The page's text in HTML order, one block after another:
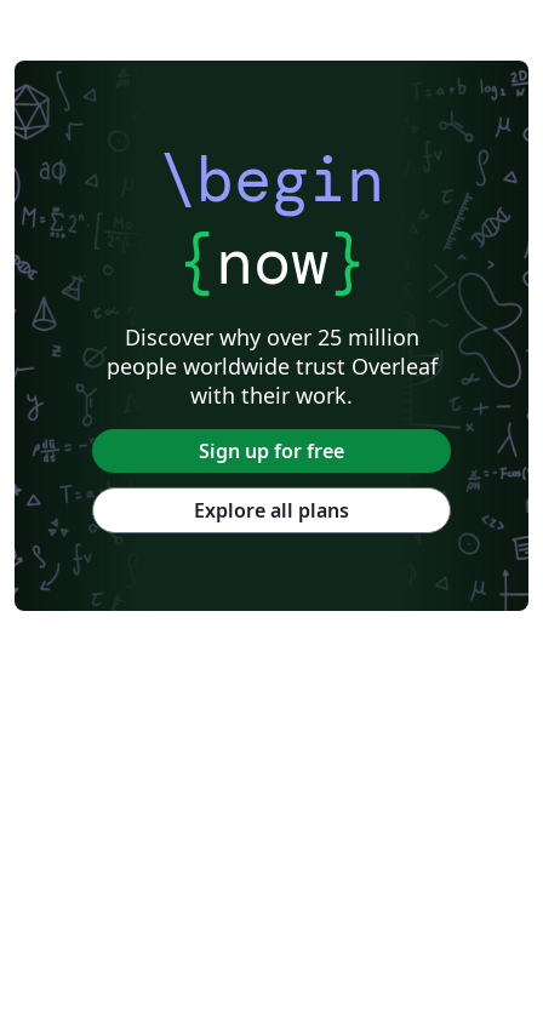
\begin
{now}
Discover why over 25 million
people worldwide trust Overleaf
with their work.
Sign up for free
Explore all plans